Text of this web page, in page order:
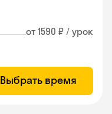
от 1590 ₽ / урок
Выбрать время